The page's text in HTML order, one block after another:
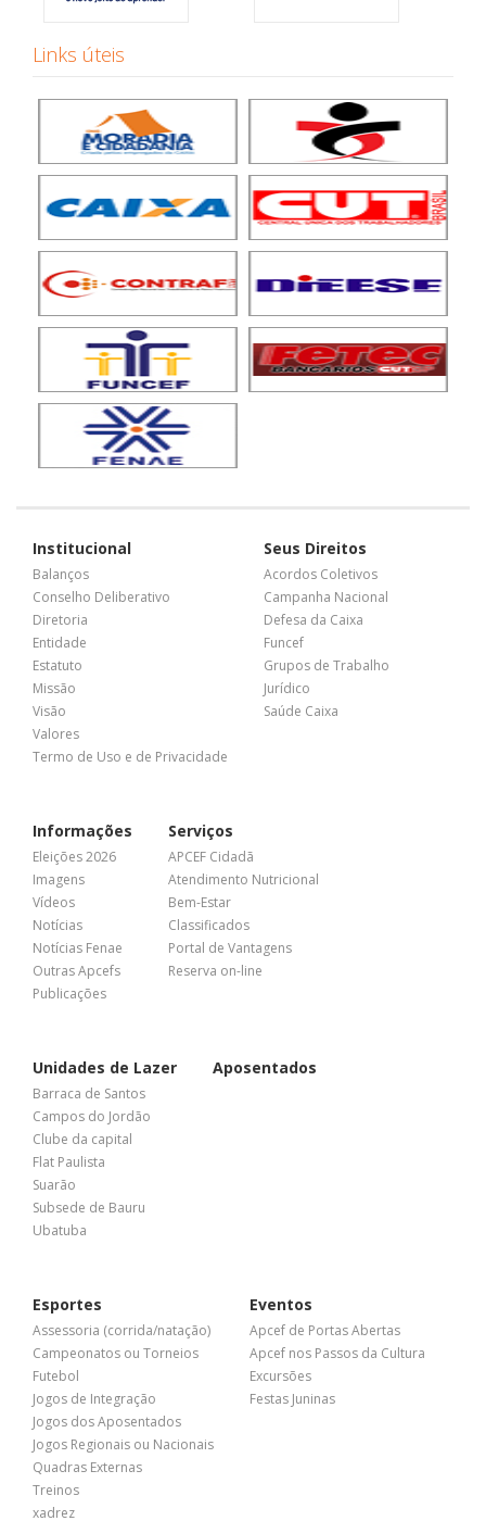
Links úteis
Institucional
Balanços
Conselho Deliberativo
Diretoria
Entidade
Estatuto
Missão
Visão
Valores
Termo de Uso e de Privacidade
Seus Direitos
Acordos Coletivos
Campanha Nacional
Defesa da Caixa
Funcef
Grupos de Trabalho
Jurídico
Saúde Caixa
Informações
Eleições 2026
Imagens
Vídeos
Notícias
Notícias Fenae
Outras Apcefs
Publicações
Serviços
APCEF Cidadã
Atendimento Nutricional
Bem-Estar
Classificados
Portal de Vantagens
Reserva on-line
Unidades de Lazer
Barraca de Santos
Campos do Jordão
Clube da capital
Flat Paulista
Suarão
Subsede de Bauru
Ubatuba
Aposentados
Esportes
Assessoria (corrida/natação)
Campeonatos ou Torneios
Futebol
Jogos de Integração
Jogos dos Aposentados
Jogos Regionais ou Nacionais
Quadras Externas
Treinos
xadrez
Eventos
Apcef de Portas Abertas
Apcef nos Passos da Cultura
Excursões
Festas Juninas